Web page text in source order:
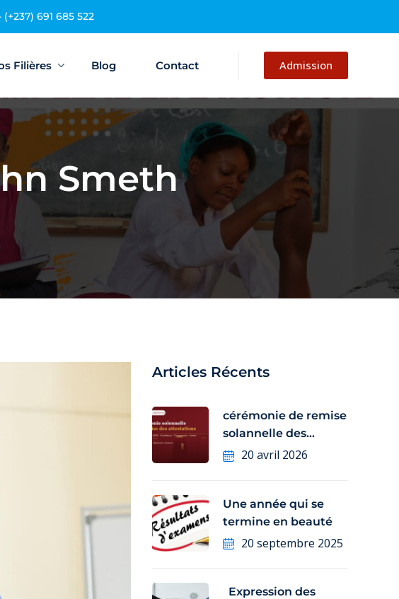
691 685 522
Filières Blog Contact Admission
Smeth
Articles Récents
cérémonie de remise
solannelle des
attestations aux
20 avril 2026
Une année qui se
termine en beauté
20 septembre 2025
Expression des